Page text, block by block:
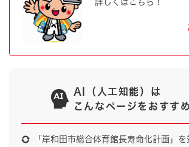
詳しくはこちら！
AI（人工知能）は
こんなページをおすす
「岸和田市総合体育館長寿命化計画」を